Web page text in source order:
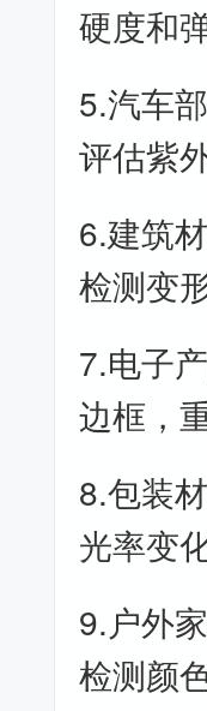
硬度和
5.汽车
评估紫
6.建筑
检测变
7.电子
边框，
8.包装
光率变
9.户外
检测颜